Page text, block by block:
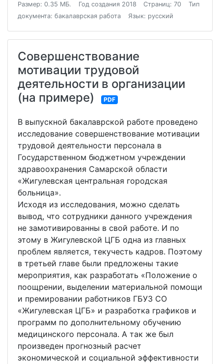
Размер: 0.35 МБ. Год создания 2018 Страниц: 70
Тип
документа: бакалаврская работа
Язык: русский
Совершенствование
мотивации трудовой
деятельности в организации
(на примере)
PDF
В выпускной бакалаврской работе проведено
исследование совершенствование мотивации
трудовой деятельности персонала в
Государственном бюджетном учреждении
здравоохранения Самарской области
«Жигулевская центральная городская
больница».
Исходя из исследования, можно сделать
вывод, что сотрудники данного учреждения
не замотивированны в свой работе. И по
этому в Жигулевской ЦГБ одна из главных
проблем является, текучесть кадров. Поэтому
в третьей главе были предложены такие
мероприятия, как разработать «Положение о
поощрении, выделении материальной помощи
и премировании работников ГБУЗ СО
«Жигулевская ЦГБ» и разработка графиков и
программ по дополнительному обучению
медицинского персонала. А так же был
произведен прогнозный расчет
экономической и социальной эффективности